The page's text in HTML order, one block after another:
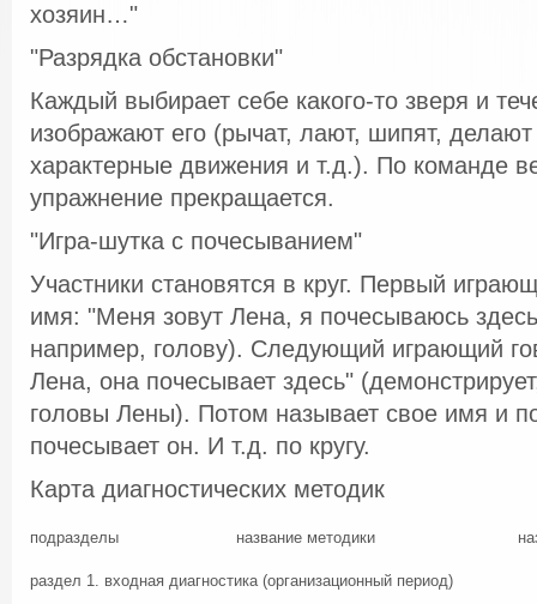
хозяин…"
"Разрядка обстановки"
Каждый выбирает себе какого-то зверя и
изображают его (рычат, лают, шипят, делают
характерные движения и т.д.). По команде
упражнение прекращается.
"Игра-шутка с почесыванием"
Участники становятся в круг. Первый
имя: "Меня зовут Лена, я почесываюсь
например, голову). Следующий играющий
Лена, она почесывает здесь"
головы Лены). Потом называет свое имя и
почесывает он. И т.д. по кругу.
Карта диагностических методик
подразделы название методики
раздел 1. входная диагностика (организационный период)